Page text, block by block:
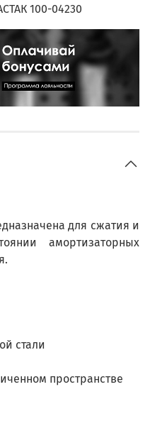
100-04230
для сжатия и
амортизаторных
стали
пространстве